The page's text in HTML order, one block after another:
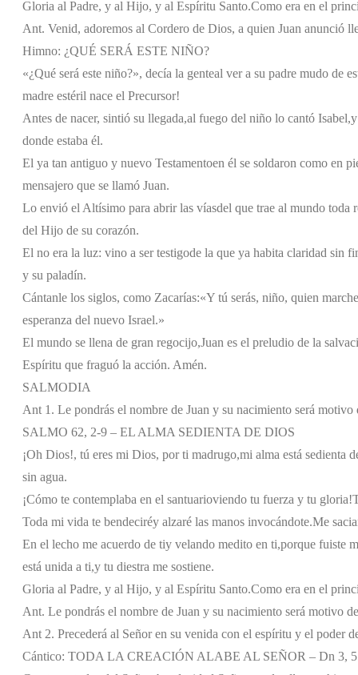
Gloria al Padre, y al Hijo, y al Espíritu Santo.Como era en el
Ant. Venid, adoremos al Cordero de Dios, a quien Juan anunció
Himno: ¿QUÉ SERÁ ESTE NIÑO?
«¿Qué será este niño?», decía la genteal ver a su padre mudo de
madre estéril nace el Precursor!
Antes de nacer, sintió su llegada,al fuego del niño lo cantó Isabel,
donde estaba él.
El ya tan antiguo y nuevo Testamentoen él se soldaron como en
mensajero que se llamó Juan.
Lo envió el Altísimo para abrir las víasdel que trae al mundo toda
del Hijo de su corazón.
El no era la luz: vino a ser testigode la que ya habita claridad sin
y su paladín.
Cántanle los siglos, como Zacarías:«Y tú serás, niño, quien
esperanza del nuevo Israel.»
El mundo se llena de gran regocijo,Juan es el preludio de la
Espíritu que fraguó la acción. Amén.
SALMODIA
Ant 1. Le pondrás el nombre de Juan y su nacimiento será motivo
SALMO 62, 2-9 – EL ALMA SEDIENTA DE DIOS
¡Oh Dios!, tú eres mi Dios, por ti madrugo,mi alma está sedienta
sin agua.
¡Cómo te contemplaba en el santuarioviendo tu fuerza y tu gloria!
Toda mi vida te bendeciréy alzaré las manos invocándote.Me
En el lecho me acuerdo de tiy velando medito en ti,porque fuiste
está unida a ti,y tu diestra me sostiene.
Gloria al Padre, y al Hijo, y al Espíritu Santo.Como era en el
Ant. Le pondrás el nombre de Juan y su nacimiento será motivo
Ant 2. Precederá al Señor en su venida con el espíritu y el poder
Cántico: TODA LA CREACIÓN ALABE AL SEÑOR – Dn 3,